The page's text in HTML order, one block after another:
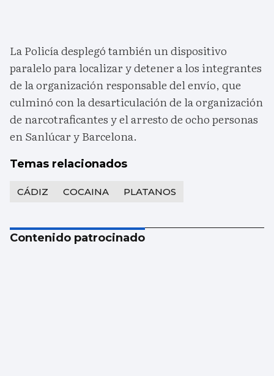
La Policía desplegó también un dispositivo
paralelo para localizar y detener a los integrantes
de la organización responsable del envío, que
culminó con la desarticulación de la organización
de narcotraficantes y el arresto de ocho personas
en Sanlúcar y Barcelona.
Temas relacionados
CÁDIZ COCAINA PLATANOS
Contenido patrocinado